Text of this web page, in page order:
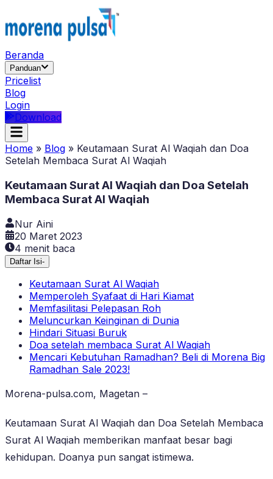
Beranda
Panduan
Pricelist
Blog
Login
Download
Home » Blog » Keutamaan Surat Al Waqiah dan Doa
Setelah Membaca Surat Al Waqiah
Keutamaan Surat Al Waqiah dan Doa Setelah
Membaca Surat Al Waqiah
Nur Aini
20 Maret 2023
4 menit baca
Daftar Isi-
Keutamaan Surat Al Waqiah
Memperoleh Syafaat di Hari Kiamat
Memfasilitasi Pelepasan Roh
Meluncurkan Keinginan di Dunia
Hindari Situasi Buruk
Doa setelah membaca Surat Al Waqiah
Mencari Kebutuhan Ramadhan? Beli di Morena Big
Ramadhan Sale 2023!
Morena-pulsa.com, Magetan –
Keutamaan Surat Al Waqiah dan Doa Setelah Membaca
Surat Al Waqiah memberikan manfaat besar bagi
kehidupan. Doanya pun sangat istimewa.